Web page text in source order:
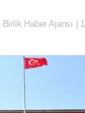
Birlik Haber Ajansı |